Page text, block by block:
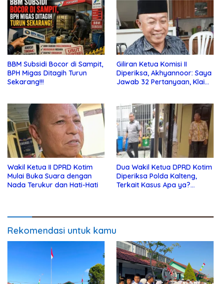
BBM Subsidi Bocor di Sampit,
BPH Migas Ditagih Turun
Sekarang!!!
Giliran Ketua Komisi II
Diperiksa, Akhyannoor: Saya
Jawab 32 Pertanyaan, Klaim
Wakil Ketua II DPRD Kotim
Mulai Buka Suara dengan
Nada Terukur dan Hati-Hati
Dua Wakil Ketua DPRD Kotim
Diperiksa Polda Kalteng,
Terkait Kasus Apa ya?…
Rekomendasi untuk kamu